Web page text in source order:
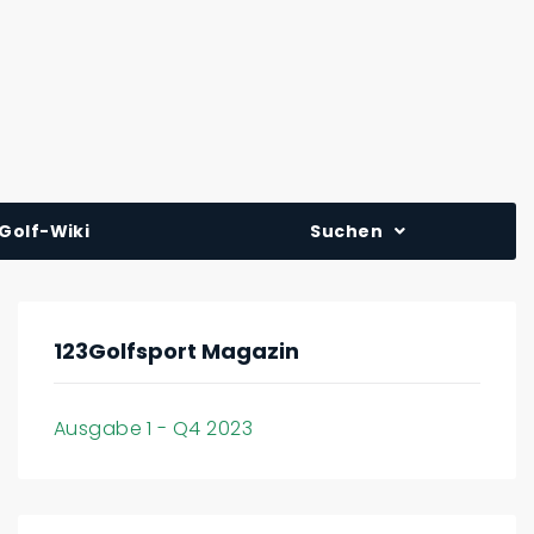
Golf-Wiki Suchen
123Golfsport Magazin
Ausgabe 1 - Q4 2023